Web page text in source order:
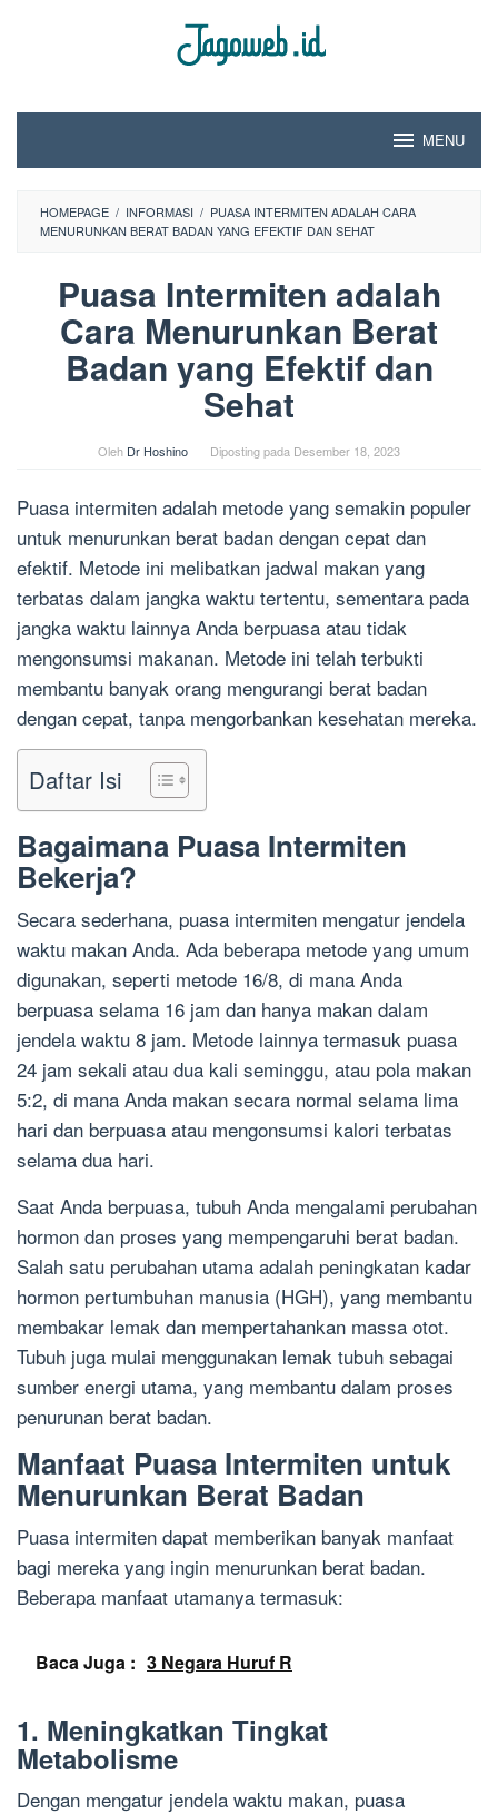
MENU
HOMEPAGE / INFORMASI / PUASA INTERMITEN ADALAH CARA
MENURUNKAN BERAT BADAN YANG EFEKTIF DAN SEHAT
Puasa Intermiten adalah
Cara Menurunkan Berat
Badan yang Efektif dan
Sehat
Oleh Dr Hoshino Diposting pada Desember 18, 2023
Puasa intermiten adalah metode yang semakin populer
untuk menurunkan berat badan dengan cepat dan
efektif. Metode ini melibatkan jadwal makan yang
terbatas dalam jangka waktu tertentu, sementara pada
jangka waktu lainnya Anda berpuasa atau tidak
mengonsumsi makanan. Metode ini telah terbukti
membantu banyak orang mengurangi berat badan
dengan cepat, tanpa mengorbankan kesehatan mereka.
Daftar Isi
Bagaimana Puasa Intermiten
Bekerja?
Secara sederhana, puasa intermiten mengatur jendela
waktu makan Anda. Ada beberapa metode yang umum
digunakan, seperti metode 16/8, di mana Anda
berpuasa selama 16 jam dan hanya makan dalam
jendela waktu 8 jam. Metode lainnya termasuk puasa
24 jam sekali atau dua kali seminggu, atau pola makan
5:2, di mana Anda makan secara normal selama lima
hari dan berpuasa atau mengonsumsi kalori terbatas
selama dua hari.
Saat Anda berpuasa, tubuh Anda mengalami perubahan
hormon dan proses yang mempengaruhi berat badan.
Salah satu perubahan utama adalah peningkatan kadar
hormon pertumbuhan manusia (HGH), yang membantu
membakar lemak dan mempertahankan massa otot.
Tubuh juga mulai menggunakan lemak tubuh sebagai
sumber energi utama, yang membantu dalam proses
penurunan berat badan.
Manfaat Puasa Intermiten untuk
Menurunkan Berat Badan
Puasa intermiten dapat memberikan banyak manfaat
bagi mereka yang ingin menurunkan berat badan.
Beberapa manfaat utamanya termasuk:
Baca Juga : 3 Negara Huruf R
1. Meningkatkan Tingkat
Metabolisme
Dengan mengatur jendela waktu makan, puasa